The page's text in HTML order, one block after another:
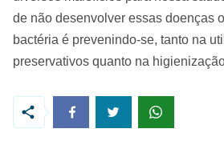
de não desenvolver essas doenças
bactéria é prevenindo-se, tanto na
preservativos quanto na